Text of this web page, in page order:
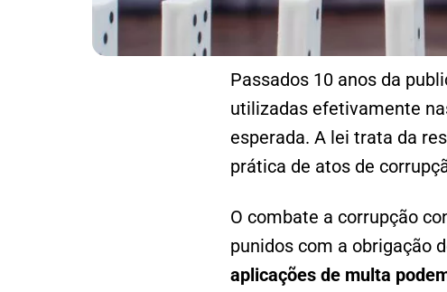
Passados 10 anos da
utilizadas efetivamente
esperada. A lei trata da
prática de atos de
O combate a corrupção
punidos com a obrigação
aplicações de multa